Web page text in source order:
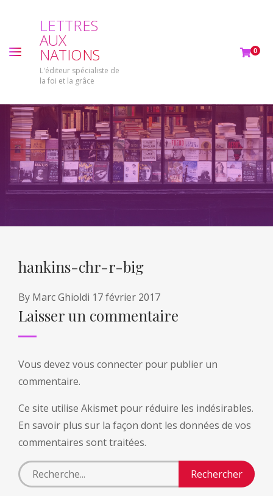
LETTRES
AUX
NATIONS
L'éditeur spécialiste de
la foi et la grâce
0
hankins-chr-r-big
By Marc Ghioldi 17 février 2017
Laisser un commentaire
Vous devez vous connecter pour publier un
commentaire.
Ce site utilise Akismet pour réduire les indésirables.
En savoir plus sur la façon dont les données de vos
commentaires sont traitées.